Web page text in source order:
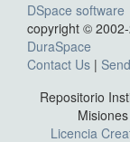
DSpace software
copyright ©
DuraSpace
Contact Us |
Repositorio
Licencia